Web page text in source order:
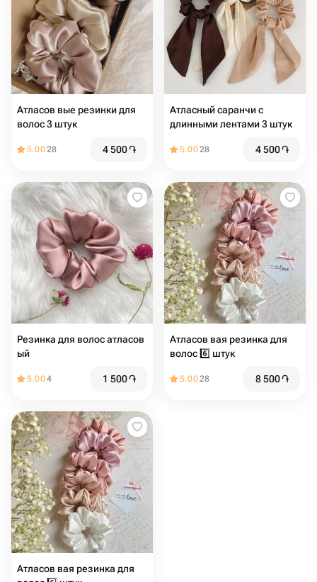
Атласов вые резинки для
волос 3 штук
5.0028 4 500֏
Атласный саранчи с
длинными лентами 3 штук
5.0028 4 500֏
Резинка для волос атласов
ый
5.004 1 500֏
Атласов вая резинка для
волос 6️⃣ штук
5.0028 8 500֏
Атласов вая резинка для